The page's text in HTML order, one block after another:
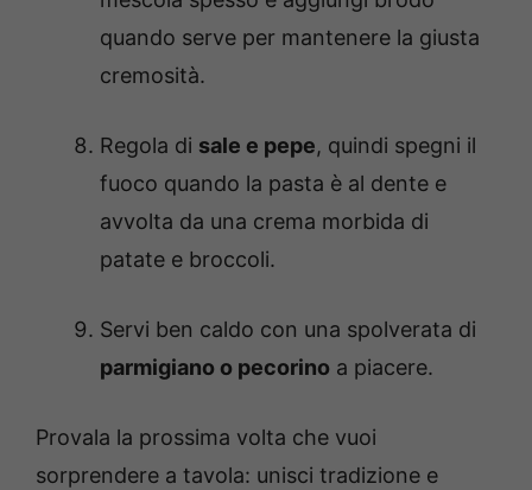
quando serve per mantenere la giusta
cremosità.
Regola di sale e pepe, quindi spegni il
fuoco quando la pasta è al dente e
avvolta da una crema morbida di
patate e broccoli.
Servi ben caldo con una spolverata di
parmigiano o pecorino a piacere.
Provala la prossima volta che vuoi
sorprendere a tavola: unisci tradizione e